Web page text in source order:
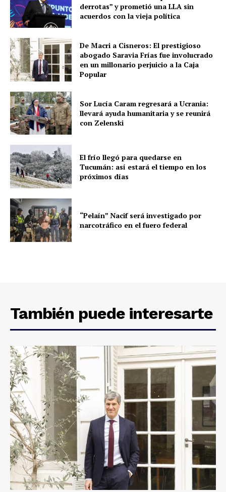
derrotas” y prometió una LLA sin
acuerdos con la vieja política
De Macri a Cisneros: El prestigioso
abogado Saravia Frías fue involucrado
en un millonario perjuicio a la Caja
Popular
Sor Lucía Caram regresará a Ucrania:
llevará ayuda humanitaria y se reunirá
con Zelenski
El frío llegó para quedarse en
Tucumán: así estará el tiempo en los
próximos días
“Pelaín” Nacif será investigado por
narcotráfico en el fuero federal
También puede interesarte